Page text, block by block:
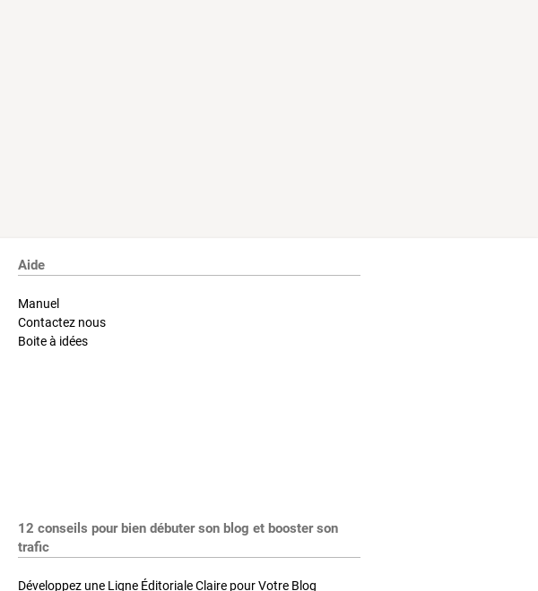
Aide
Manuel
Contactez nous
Boite à idées
12 conseils pour bien débuter son blog et booster son
trafic
Développez une Ligne Éditoriale Claire pour Votre Blog